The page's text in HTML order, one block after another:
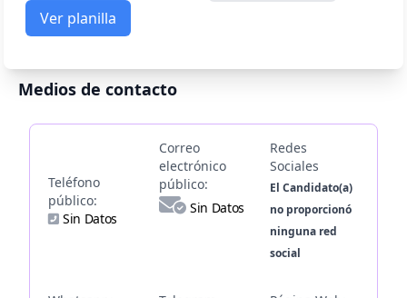
Ver planilla
Medios de contacto
Teléfono
público:
Sin Datos
Correo
electrónico
público:
Sin Datos
Redes
Sociales
El Candidato(a)
no proporcionó
ninguna red
social